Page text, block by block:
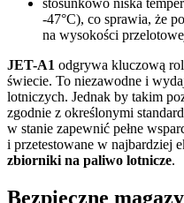
stosunkowo niska
-47°C), co sprawia, że
na wysokości
JET-A1 odgrywa kluczową
świecie. To niezawodne i
lotniczych. Jednak by takim
zgodnie z określonymi
w stanie zapewnić pełne
i przetestowane w najbardziej
zbiorniki na paliwo lotnicze.
Bezpieczne